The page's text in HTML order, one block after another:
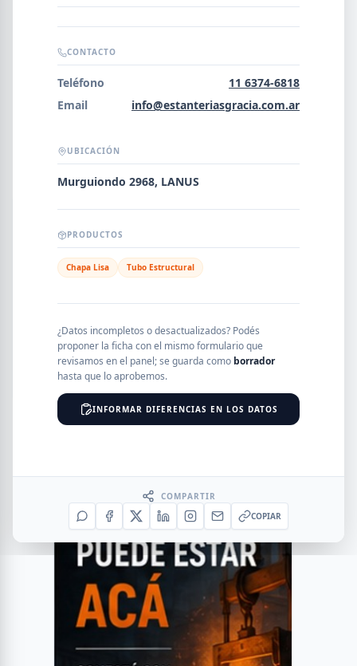
Error al cargar empresas.
NOMBRE
SEGMENTO
PROVINCIA
CONTACTO
Teléfono
11 6374-6818
Email
info@estanteriasgracia.com.ar
UBICACIÓN
Murguiondo 2968, LANUS
PRODUCTOS
Chapa Lisa Tubo Estructural
¿Datos incompletos o desactualizados? Podés
proponer la ficha con el mismo formulario que
revisamos en el panel; se guarda como borrador
hasta que lo aprobemos.
INFORMAR DIFERENCIAS EN LOS DATOS
COMPARTIR
COPIAR